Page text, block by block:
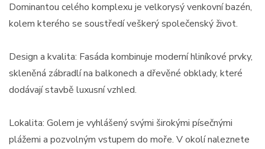
Dominantou celého komplexu je velkorysý venkovní bazén,
kolem kterého se soustředí veškerý společenský život.
Design a kvalita: Fasáda kombinuje moderní hliníkové prvky,
skleněná zábradlí na balkonech a dřevěné obklady, které
dodávají stavbě luxusní vzhled.
Lokalita: Golem je vyhlášený svými širokými písečnými
plážemi a pozvolným vstupem do moře. V okolí naleznete